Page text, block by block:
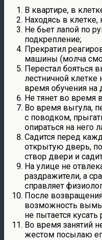
В квартире, в
Находясь в клетке,
Не бьет лапой по
подкрепление;
Прекратил
машины (молча
Перестал бояться
лестничной клетке
время обучения на
Не тянет во время
Во время выгула,
с поводком,
опираться на него
Садится перед
открытую дверь,
створ двери и
На улице не
раздражители, а
справляет
После
возможность
не пытается кусать
Во время занятий
жестом посылаю